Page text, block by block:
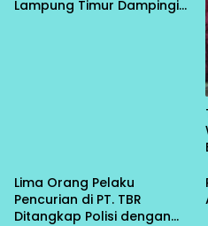
Lampung Timur Dampingi
Lima Orang Pelaku
Pencurian di PT. TBR
Ditangkap Polisi dengan